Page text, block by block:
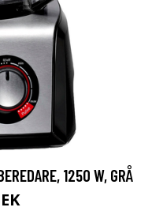
1250 W, GRÅ